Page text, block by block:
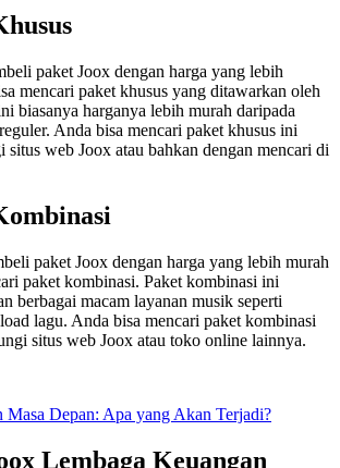
paket Joox dengan harga yang lebih
mencari paket khusus yang ditawarkan oleh
biasanya harganya lebih murah daripada
Anda bisa mencari paket khusus ini
situs web Joox atau bahkan dengan mencari di
paket Joox dengan harga yang lebih murah
paket kombinasi. Paket kombinasi ini
berbagai macam layanan musik seperti
lagu. Anda bisa mencari paket kombinasi
situs web Joox atau toko online lainnya.
Masa Depan: Apa yang Akan Terjadi?
Lembaga Keuangan